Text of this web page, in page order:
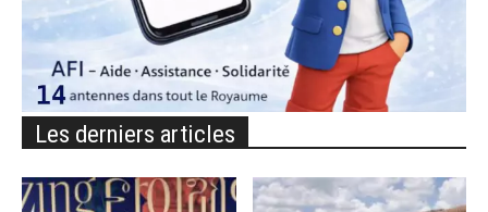
Les derniers articles